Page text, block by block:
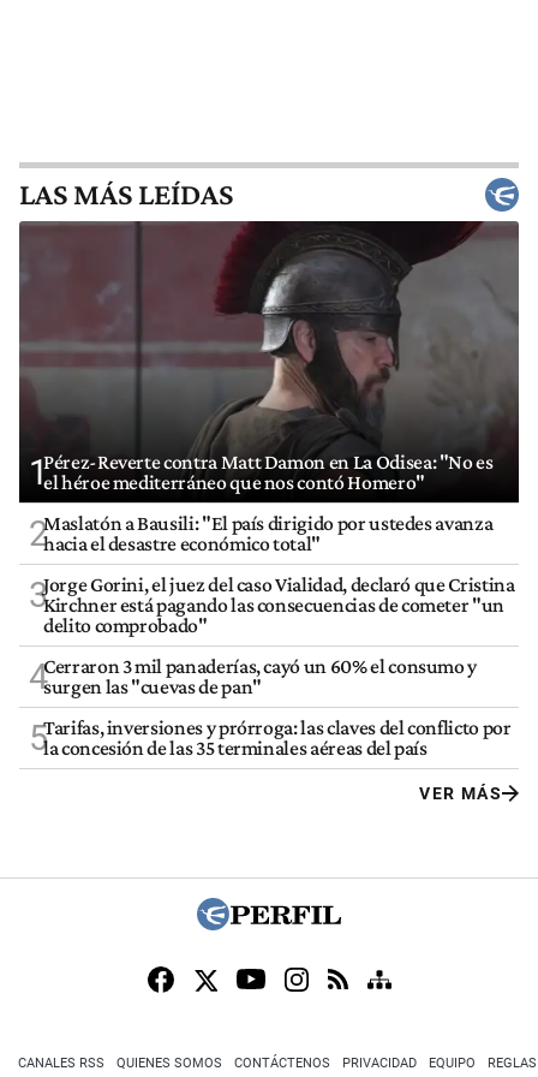
LAS MÁS LEÍDAS
1Pérez-Reverte contra Matt Damon en La Odisea: "No es
el héroe mediterráneo que nos contó Homero"
2Maslatón a Bausili: "El país dirigido por ustedes avanza
hacia el desastre económico total"
3Jorge Gorini, el juez del caso Vialidad, declaró que Cristina
Kirchner está pagando las consecuencias de cometer "un
delito comprobado"
4Cerraron 3 mil panaderías, cayó un 60% el consumo y
surgen las "cuevas de pan"
5Tarifas, inversiones y prórroga: las claves del conflicto por
la concesión de las 35 terminales aéreas del país
VER MÁS
CANALES RSS QUIENES SOMOS CONTÁCTENOS PRIVACIDAD EQUIPO